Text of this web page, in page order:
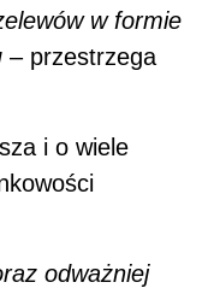
w formie
– przestrzega
i o wiele
odważniej